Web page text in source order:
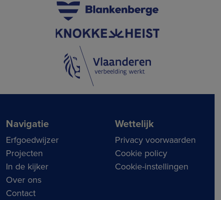
Navigatie
Erfgoedwijzer
Projecten
In de kijker
Over ons
Contact
Wettelijk
Privacy voorwaarden
Cookie policy
Cookie-instellingen